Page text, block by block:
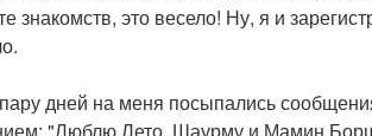
знакомств, это весело! Ну, я и
дней на меня посыпались